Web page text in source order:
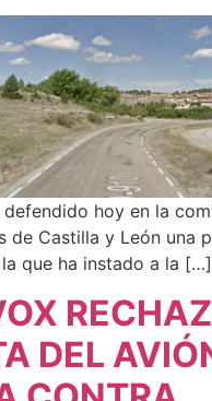
defendido hoy en la
de Castilla y León una
que ha instado a la […]
DEL